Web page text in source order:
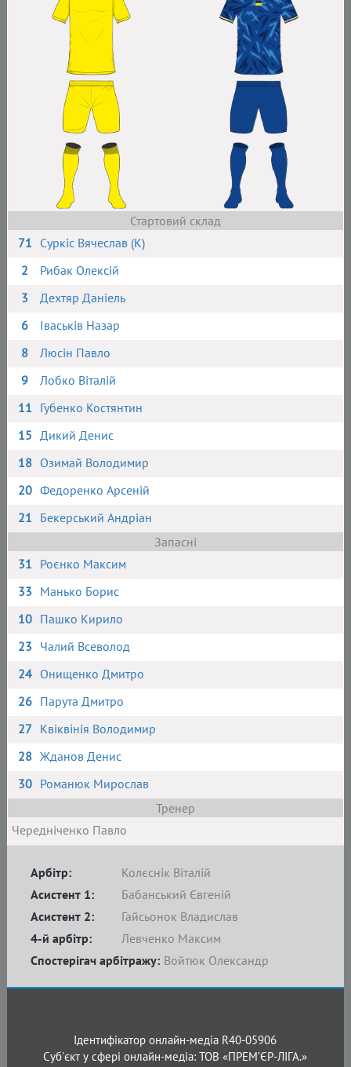
Стартовий склад
71 Суркіс Вячеслав (К)
2
Рибак Олексій
3
Дехтяр Даніель
6
Іваськів Назар
8
Люсін Павло
9
Лобко Віталій
11 Губенко Костянтин
15 Дикий Денис
18 Озимай Володимир
20 Федоренко Арсеній
21 Бекерський Андріан
Запасні
31 Роєнко Максим
33 Манько Борис
10 Пашко Кирило
23 Чалий Всеволод
24 Онищенко Дмитро
26 Парута Дмитро
27 Квіквінія Володимир
28 Жданов Денис
30 Романюк Мирослав
Тренер
Чередніченко Павло
Арбітр:
Колєснік Віталій
Асистент 1:
Бабанський Євгеній
Асистент 2:
Гайсьонок Владислав
4-й арбітр:
Левченко Максим
Спостерігач арбітражу: Войтюк Олександр
Ідентифікатор онлайн-медіа R40-05906
Суб'єкт у сфері онлайн-медіа: ТОВ «ПРЕМ’ЄР-ЛІГА.»